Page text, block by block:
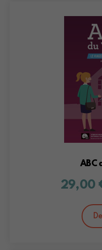
ABC
29,00